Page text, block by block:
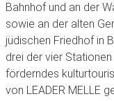
Bahnhof und an der
sowie an der alten
jüdischen Friedhof in
drei der vier
förderndes
von LEADER MELLE